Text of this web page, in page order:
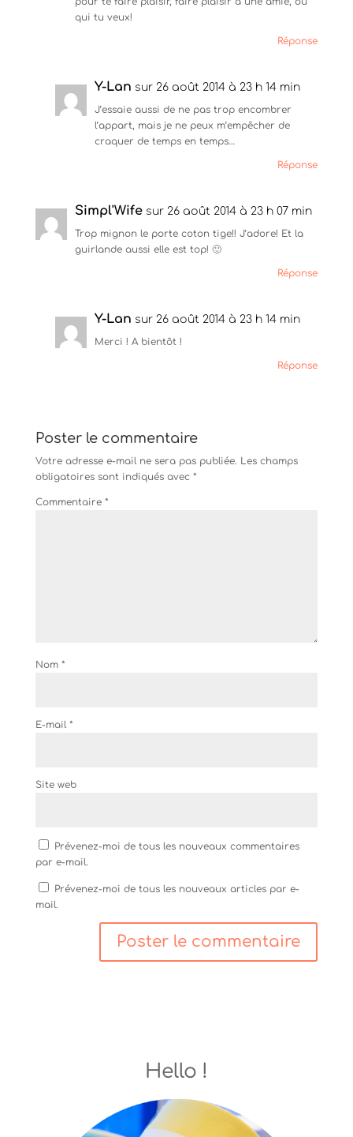
qui tu veux!
Réponse
Y-Lan sur 26 août 2014 à 23 h 14 min
J’essaie aussi de ne pas trop encombrer
l’appart, mais je ne peux m’empêcher de
craquer de temps en temps…
Réponse
Simpl'Wife sur 26 août 2014 à 23 h 07 min
Trop mignon le porte coton tige!! J’adore! Et la
guirlande aussi elle est top! 🙂
Réponse
Y-Lan sur 26 août 2014 à 23 h 14 min
Merci ! A bientôt !
Réponse
Poster le commentaire
Votre adresse e-mail ne sera pas publiée. Les champs
obligatoires sont indiqués avec *
Commentaire *
Nom *
E-mail *
Site web
Prévenez-moi de tous les nouveaux commentaires
par e-mail.
Prévenez-moi de tous les nouveaux articles par e-
mail.
Hello !